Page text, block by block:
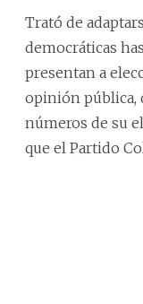
Trató de
democráticas
presentan a
opinión pública,
números de su
que el Partido